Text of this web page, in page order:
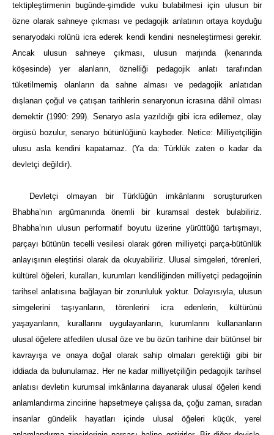
tektipleştirmenin bugünde-şimdide vuku bulabilmesi için ulusun bir
özne olarak sahneye çıkması ve pedagojik anlatının ortaya koyduğu
senaryodaki rolünü icra ederek kendi kendini nesneleştirmesi gerekir.
Ancak ulusun sahneye çıkması, ulusun marjında (kenarında
köşesinde) yer alanların, öznelliği pedagojik anlatı tarafından
tüketilmemiş olanların da sahne alması ve pedagojik anlatıdan
dışlanan çoğul ve çatışan tarihlerin senaryonun icrasına dâhil olması
demektir (1990: 299). Senaryo asla yazıldığı gibi icra edilemez, olay
örgüsü bozulur, senaryo bütünlüğünü kaybeder. Netice: Milliyetçiliğin
ulusu asla kendini kapatamaz. (Ya da: Türklük zaten o kadar da
devletçi değildir).
Devletçi olmayan bir Türklüğün imkânlarını soruştururken
Bhabha’nın argümanında önemli bir kuramsal destek bulabiliriz.
Bhabha’nın ulusun performatif boyutu üzerine yürüttüğü tartışmayı,
parçayı bütünün tecelli vesilesi olarak gören milliyetçi parça-bütünlük
anlayışının eleştirisi olarak da okuyabiliriz. Ulusal simgeleri, törenleri,
kültürel öğeleri, kuralları, kurumları kendiliğinden milliyetçi pedagojinin
tarihsel anlatısına bağlayan bir zorunluluk yoktur. Dolayısıyla, ulusun
simgelerini taşıyanların, törenlerini icra edenlerin, kültürünü
yaşayanların, kurallarını uygulayanların, kurumlarını kullananların
ulusal öğelere atfedilen ulusal öze ve bu özün tarihine dair bütünsel bir
kavrayışa ve onaya doğal olarak sahip olmaları gerektiği gibi bir
iddiada da bulunulamaz. Her ne kadar milliyetçiliğin pedagojik tarihsel
anlatısı devletin kurumsal imkânlarına dayanarak ulusal öğeleri kendi
anlamlandırma zincirine hapsetmeye çalışsa da, çoğu zaman, sıradan
insanlar gündelik hayatları içinde ulusal öğeleri küçük, yerel